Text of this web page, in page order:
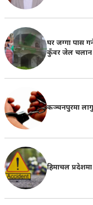
घर जग्गा पास
कुँवर जेल चलान
कञ्चनपुरमा
हिमाचल